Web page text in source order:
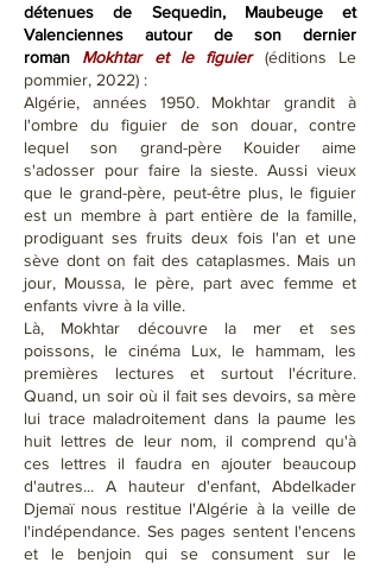
détenues de Sequedin, Maubeuge et
Valenciennes autour de son dernier
roman Mokhtar et le figuier(éditions Le
pommier, 2022) :
Algérie, années 1950. Mokhtar grandit à
l'ombre du figuier de son douar, contre
lequel son grand-père Kouider aime
s'adosser pour faire la sieste. Aussi vieux
que le grand-père, peut-être plus, le figuier
est un membre à part entière de la famille,
prodiguant ses fruits deux fois l'an et une
sève dont on fait des cataplasmes. Mais un
jour, Moussa, le père, part avec femme et
enfants vivre à la ville.
Là, Mokhtar découvre la mer et ses
poissons, le cinéma Lux, le hammam, les
premières lectures et surtout l'écriture.
Quand, un soir où il fait ses devoirs, sa mère
lui trace maladroitement dans la paume les
huit lettres de leur nom, il comprend qu'à
ces lettres il faudra en ajouter beaucoup
d'autres... A hauteur d'enfant, Abdelkader
Djemaï nous restitue l'Algérie à la veille de
l'indépendance. Ses pages sentent l'encens
et le benjoin qui se consument sur le